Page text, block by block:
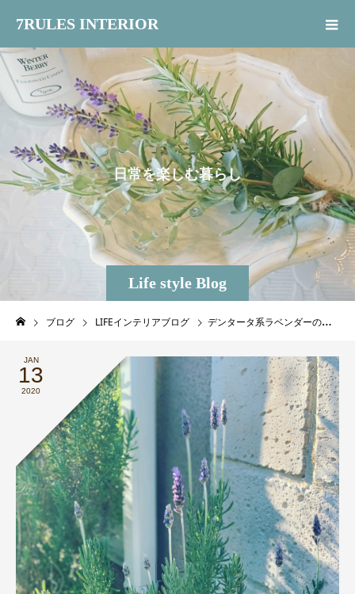
7RULES INTERIOR
Life style Blog
日常を楽しむ暮らし
ブログ LIFEインテリアブログ デンタータ系ラベンダーの魅力
JAN
13
2020